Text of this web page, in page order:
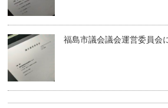
福島市議会議会運営委員会